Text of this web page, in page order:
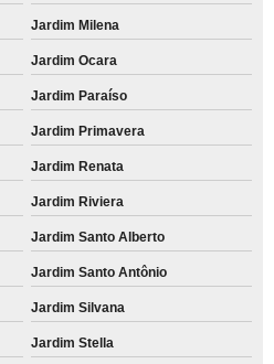
Jardim Milena
Jardim Ocara
Jardim Paraíso
Jardim Primavera
Jardim Renata
Jardim Riviera
Jardim Santo Alberto
Jardim Santo Antônio
Jardim Silvana
Jardim Stella